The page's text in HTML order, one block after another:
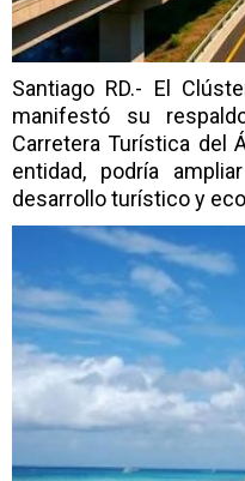
Santiago RD.- El
manifestó su
Carretera Turística del
entidad, podría
desarrollo turístico y